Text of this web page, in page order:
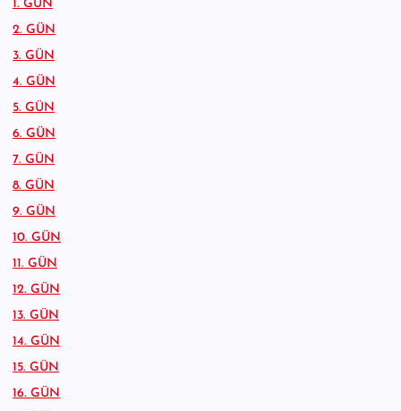
1. GÜN
2. GÜN
3. GÜN
4. GÜN
5. GÜN
6. GÜN
7. GÜN
8. GÜN
9. GÜN
10. GÜN
11. GÜN
12. GÜN
13. GÜN
14. GÜN
15. GÜN
16. GÜN